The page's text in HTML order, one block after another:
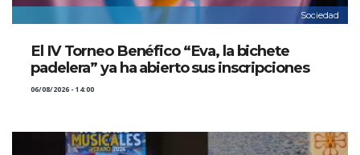
Sociedad
El IV Torneo Benéfico “Eva, la bichete
padelera” ya ha abierto sus inscripciones
06/08/2026 - 14:00